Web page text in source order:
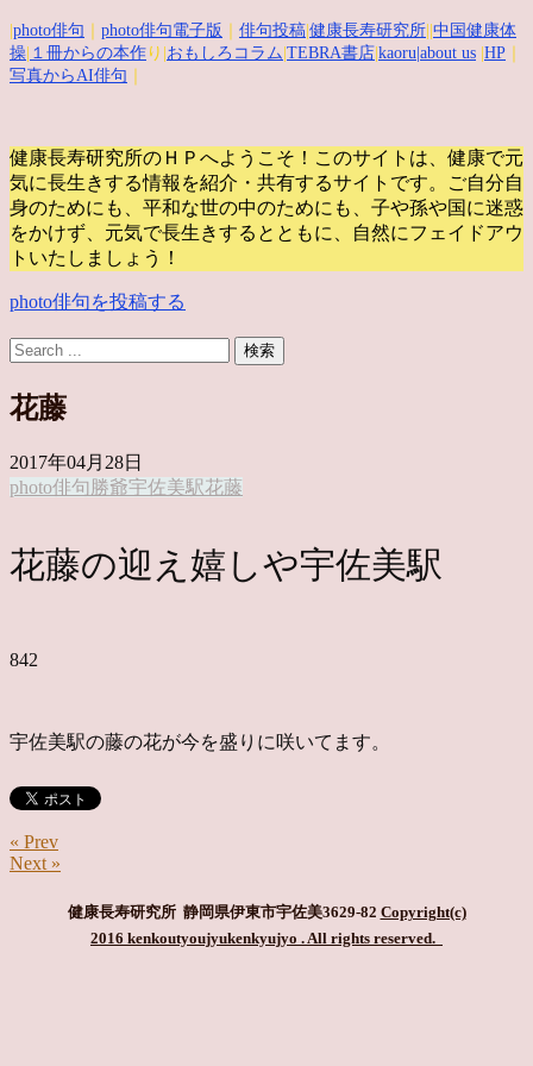
photo俳句 photo俳句電子版 俳句投稿 健康長寿研究所 中国健康体
操 １冊からの本作 り| おもしろコラム TEBRA書店 kaoru |about us HP
写真からAI俳句
健康長寿研究所のＨＰへようこそ！このサイトは、健康で元
気に長生きする情報を紹介・共有するサイトです。
ご自分自
身のためにも、平和な世の中のためにも、子や孫や国に迷惑
をかけず、元気で長生きするとともに、自然にフェイドアウ
トいたしましょう！
photo俳句を投稿する
花藤
2017年04月28日
photo俳句 勝爺宇佐美駅花藤
花藤の迎え嬉しや宇佐美駅
842
宇佐美駅の藤の花が今を盛りに咲いてます。
« Prev
Next »
健康長寿研究所 静岡県伊東市宇佐美3629-82 Copyright(c)
2016 kenkoutyoujyukenkyujyo . All rights reserved.